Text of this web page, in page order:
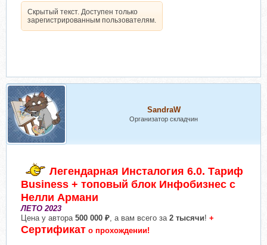
Скрытый текст. Доступен только
зарегистрированным пользователям.
SandraW
Организатор складчин
Легендарная Инсталогия 6.0. Тариф
Business + топовый блок Инфобизнес с
Нелли Армани
ЛЕТО 2023
Цена у автора 500 000 ₽, а вам всего за 2 тысячи! +
Сертификат о прохождении!